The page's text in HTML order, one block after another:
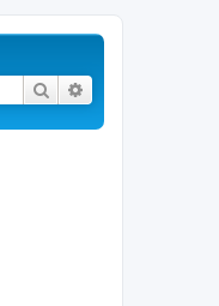
Rechercher